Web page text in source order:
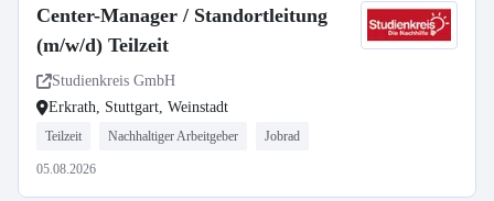
Center-Manager / Standortleitung
(m/w/d) Teilzeit
Studienkreis GmbH
Erkrath, Stuttgart, Weinstadt
Teilzeit Nachhaltiger Arbeitgeber Jobrad
05.08.2026